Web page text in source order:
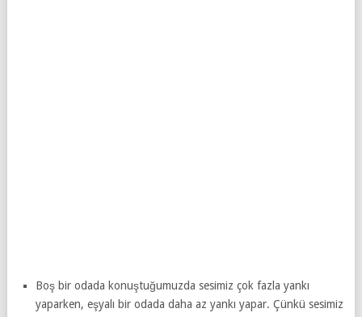
Boş bir odada konuştuğumuzda sesimiz çok fazla yankı
yaparken, eşyalı bir odada daha az yankı yapar. Çünkü sesimiz